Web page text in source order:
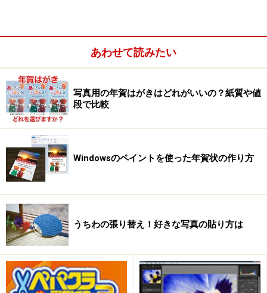
もくじ
7種のリアルなタッチのツール
油彩
フェルトペン
チョーク
クレヨン
パレットナイフ
消しゴム
あわせて読みたい
写真用の年賀はがきはどれがいいの？紙質や値
段で比較
Windowsのペイントを使った年賀状の作り方
うちわの張り替え！好きな写真の貼り方は